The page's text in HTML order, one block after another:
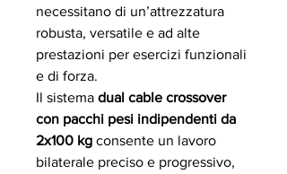
necessitano di un’attrezzatura
robusta, versatile e ad alte
prestazioni per esercizi funzionali
e di forza.
Il sistema dual cable crossover
con pacchi pesi indipendenti da
2x100 kg consente un lavoro
bilaterale preciso e progressivo,